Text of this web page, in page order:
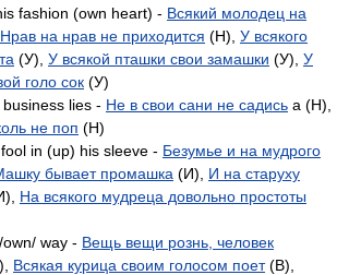
fashion (own heart) - Всякий молодец на
Нрав на нрав не приходится (H), У всякого
(У), У всякой пташки свои замашки (У), У
голо сок (У)
lies - Не в свои сани не садись a (H),
не поп (H)
in (up) his sleeve - Безумье и на мудрого
бывает промашка (И), И на старуху
На всякого мудреца довольно простоты
way - Вещь вещи рознь, человек
Всякая курица своим голосом поет(B),